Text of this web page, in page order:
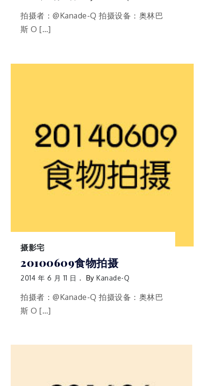
拍摄者：@Kanade-Q 拍摄设备：奥林巴
斯 O […]
摄影宅
20100609食物拍摄
2014 年 6 月 11 日 ByKanade-Q
拍摄者：@Kanade-Q 拍摄设备：奥林巴
斯 O […]